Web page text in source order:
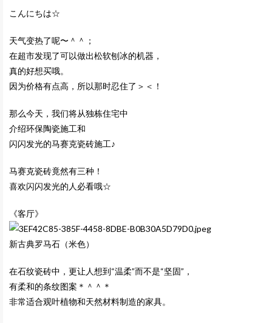
こんにちは☆
天气变热了呢〜＾＾；
在超市发现了可以做出松软刨冰的机器，
真的好想买哦。
因为价格有点高，所以那时忍住了＞＜！
那么今天，我们将从独栋住宅中
介绍环保陶瓷施工和
闪闪发光的马赛克瓷砖施工♪
马赛克瓷砖竟然有三种！
喜欢闪闪发光的人必看哦☆
《客厅》
新古典罗马石（米色）
在石纹瓷砖中，更让人想到“温柔”而不是“坚固”，
有柔和的条纹图案＊＾＾＊
非常适合观叶植物和天然材料制造的家具。